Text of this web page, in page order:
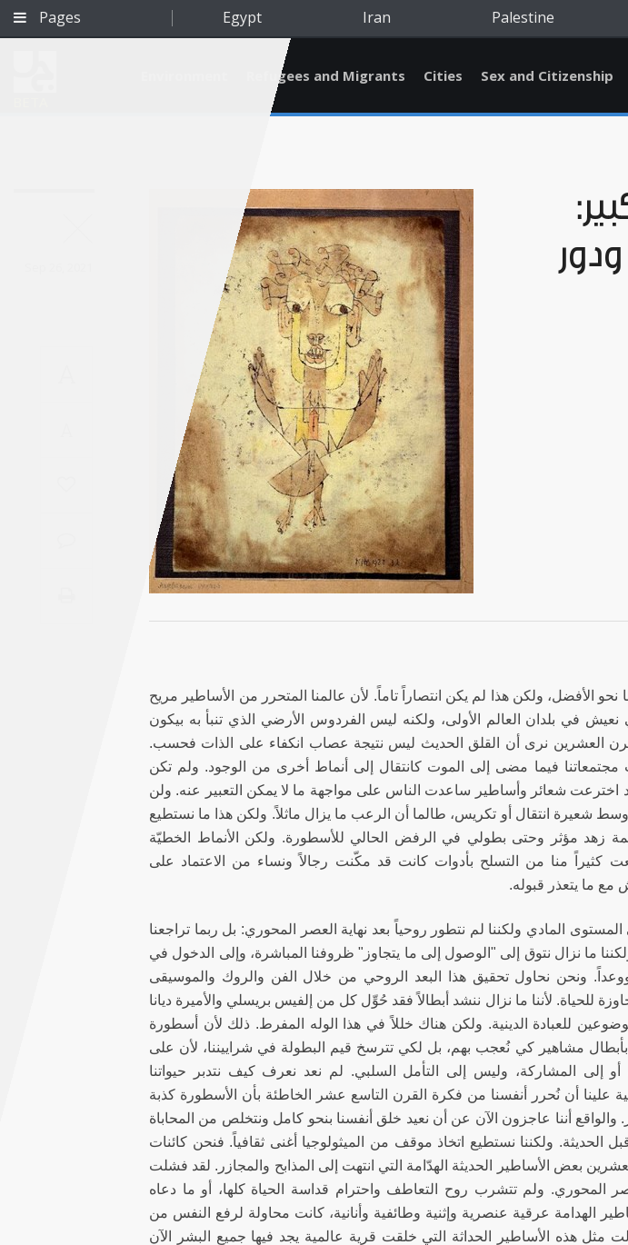
Pages Egypt Iran Palestine
Refugees and Migrants Cities Sex and Citizenship
الأفضل، ولكن هذا لم يكن انتصاراً تاماً. لأن عالمنا المتحرر من الأساطير مريح
في بلدان العالم الأولى، ولكنه ليس الفردوس الأرضي الذي تنبأ به بيكون
العشرين نرى أن القلق الحديث ليس نتيجة عصاب انكفاء على الذات فحسب.
فيما مضى إلى الموت كانتقال إلى أنماط أخرى من الوجود. ولم تكن
اخترعت شعائر وأساطير ساعدت الناس على مواجهة ما لا يمكن التعبير عنه. ولن
شعيرة انتقال أو تكريس، طالما أن الرعب ما يزال ماثلاً. ولكن هذا ما نستطيع
ثمة زهد مؤثر وحتى بطولي في الرفض الحالي للأسطورة. ولكن الأنماط الخطيّة
كثيراً منا من التسلح بأدوات كانت قد مكّنت رجالاً ونساء من الاعتماد على
مع ما يتعذر قبوله.
المادي ولكننا لم نتطور روحياً بعد نهاية العصر المحوري: بل ربما تراجعنا
ما نزال نتوق إلى "الوصول إلى ما يتجاوز" ظروفنا المباشرة، وإلى الدخول في
ونحن نحاول تحقيق هذا البعد الروحي من خلال الفن والروك والموسيقى
للحياة. لأننا ما نزال ننشد أبطالاً فقد حُوِّل كل من إلفيس بريسلي والأميرة ديانا
للعبادة الدينية. ولكن هناك خللاً في هذا الوله المفرط. ذلك لأن أسطورة
بأبطال مشاهير كي نُعجب بهم، بل لكي تترسخ قيم البطولة في شراييننا، لأن على
أو إلى المشاركة، وليس إلى التأمل السلبي. لم نعد نعرف كيف نتدبر حيواتنا
علينا أن نُحرر أنفسنا من فكرة القرن التاسع عشر الخاطئة بأن الأسطورة كذبة
والواقع أننا عاجزون الآن عن أن نعيد خلق أنفسنا بنحو كامل ونتخلص من المحاباة
قبل الحديثة. ولكننا نستطيع اتخاذ موقف من الميثولوجيا أغنى ثقافياً. فنحن كائنات
بعض الأساطير الحديثة الهدّامة التي انتهت إلى المذابح والمجازر. لقد فشلت
المحوري. ولم تتشرب روح التعاطف واحترام قداسة الحياة كلها، أو ما دعاه
الهدامة عرقية عنصرية وإثنية وطائفية وأنانية، كانت محاولة لرفع النفس من
مثل هذه الأساطير الحداثة التي خلقت قرية عالمية يجد فيها جميع البشر الآن